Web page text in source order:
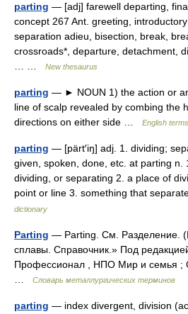
parting — [adj] farewell departing,
concept 267 Ant. greeting,
separation adieu, bisection, break,
crossroads*, departure, detachment,
New thesaurus
parting — ► NOUN 1) the action or
line of scalp revealed by combing the
directions on either side …
English
parting — [pärt′iŋ] adj. 1. dividing;
given, spoken, done, etc. at parting n.
dividing, or separating 2. a place of
point or line 3. something that
dictionary
Parting — Parting. См. Разделение.
сплавы. Справочник.» Под
Профессионал , НПО Мир и семья ;
Словарь металлургических терминов
parting — index divergent, division